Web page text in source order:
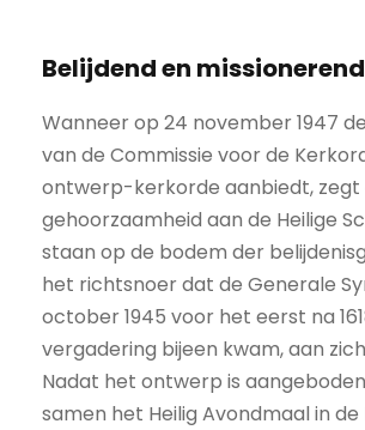
Belijdend en missionerend
Wanneer op 24 november 1947
van de Commissie voor de
ontwerp-kerkorde aanbiedt, zegt
gehoorzaamheid aan de Heilige
staan op de bodem der
het richtsnoer dat de Generale
october 1945 voor het eerst na
vergadering bijeen kwam, aan
Nadat het ontwerp is
samen het Heilig Avondmaal in